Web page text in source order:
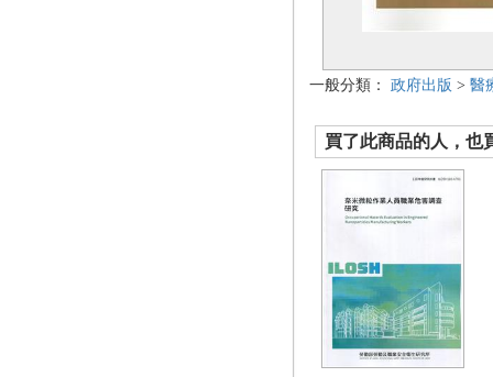
一般分類： 政府出版 > 醫
買了此商品的人，也